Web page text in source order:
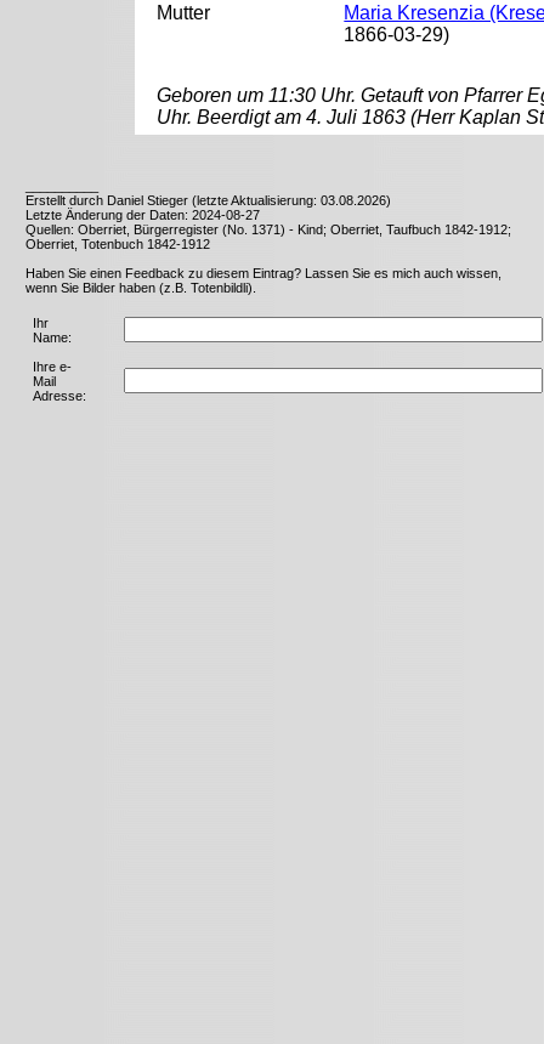
Mutter
Maria Kresenzia
1866-03-29)
Geboren um 11:30 Uhr. Getauft von Pfarrer
Uhr. Beerdigt am 4. Juli 1863 (Herr Kaplan
Erstellt durch Daniel Stieger (letzte Aktualisierung: 03.08.2026)
Letzte Änderung der Daten: 2024-08-27
Quellen: Oberriet, Bürgerregister (No. 1371) - Kind; Oberriet, Taufbuch 1842-1912;
Oberriet, Totenbuch 1842-1912
Haben Sie einen Feedback zu diesem Eintrag? Lassen Sie es mich auch wissen,
wenn Sie Bilder haben (z.B. Totenbildli).
Ihr
Name:
Ihre e-
Mail
Adresse: